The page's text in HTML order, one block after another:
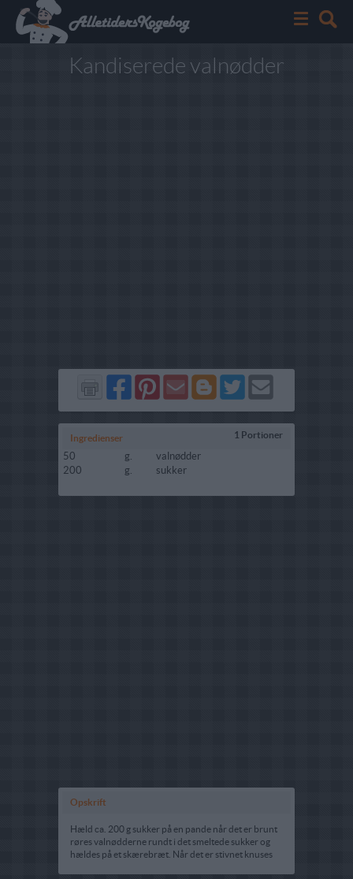
Kandiserede valnødder
Del
på
Facebook
Del
på
Pinterest
Send
via
GMail
Del
på
Blogger
Del
på
Twitter
Send
Ingredienser 1 Portioner
50 g.
valnødder
200
g. sukker
Opskrift
Hæld ca. 200 g sukker på en pande når det er brunt
røres valnødderne rundt i det smeltede sukker og
hældes på et skærebræt. Når det er stivnet knuses